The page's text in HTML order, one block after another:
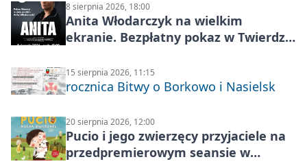
8 sierpnia 2026, 18:00
Anita Włodarczyk na wielkim
ekranie. Bezpłatny pokaz w Twierdzy
15 sierpnia 2026, 11:15
rocznica Bitwy o Borkowo i Nasielsk
20 sierpnia 2026, 12:00
Pucio i jego zwierzęcy przyjaciele na
przedpremierowym seansie w